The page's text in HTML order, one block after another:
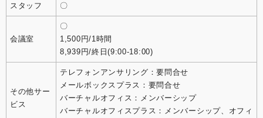
スタッフ 〇
会議室
〇
1,500円/1時間
8,939円/終日(9:00-18:00)
その他サー
ビス
テレフォンアンサリング：要問合せ
メールボックスプラス：要問合せ
バーチャルオフィス：メンバーシップ
バーチャルオフィスプラス：メンバーシップ、オフィ